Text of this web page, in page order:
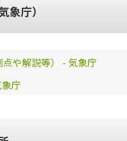
象庁）
や解説等） - 気象庁
庁